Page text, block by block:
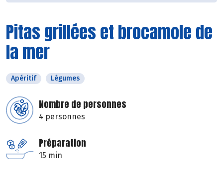
Pitas grillées et brocamole de
la mer
Apéritif Légumes
Nombre de personnes
4 personnes
Préparation
15 min